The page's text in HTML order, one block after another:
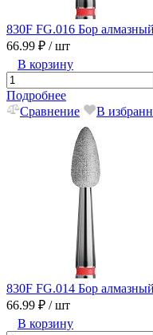
830F FG.016 Бор
66.99 ₽ / шт
В корзину
Подробнее
Сравнение
В
830F FG.014 Бор
66.99 ₽ / шт
В корзину